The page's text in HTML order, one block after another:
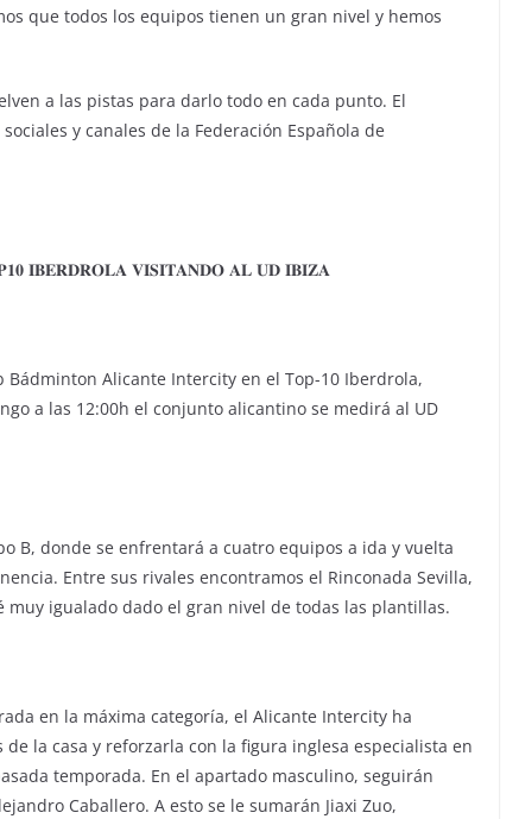
que todos los equipos tienen un gran nivel y hemos
a las pistas para darlo todo en cada punto. El
y canales de la Federación Española de
𝐈𝐁𝐄𝐑𝐃𝐑𝐎𝐋𝐀 𝐕𝐈𝐒𝐈𝐓𝐀𝐍𝐃𝐎 𝐀𝐋 𝐔𝐃 𝐈𝐁𝐈𝐙𝐀
Alicante Intercity en el Top-10 Iberdrola,
a las 12:00h el conjunto alicantino se medirá al UD
B, donde se enfrentará a cuatro equipos a ida y vuelta
Entre sus rivales encontramos el Rinconada Sevilla,
igualado dado el gran nivel de todas las plantillas.
en la máxima categoría, el Alicante Intercity ha
la casa y reforzarla con la figura inglesa especialista en
temporada. En el apartado masculino, seguirán
Caballero. A esto se le sumarán Jiaxi Zuo,